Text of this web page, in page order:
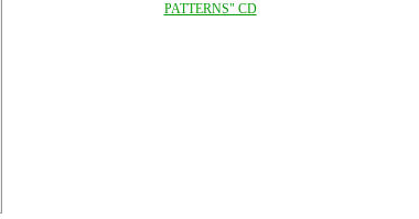
PATTERNS" CD